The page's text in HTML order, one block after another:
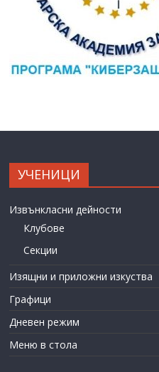
УЧЕНИЦИ
Извънкласни дейности
Клубове
Секции
Изящни и приложни изкуства
Графици
Дневен режим
Меню в стола